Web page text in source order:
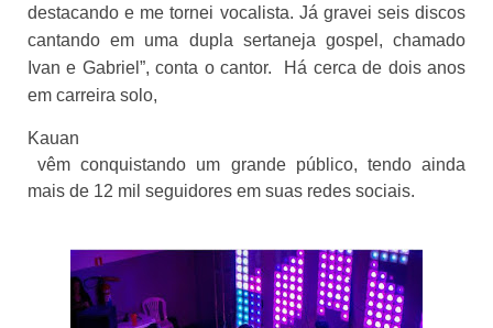
destacando e me tornei vocalista. Já gravei seis discos
cantando em uma dupla sertaneja gospel, chamado
Ivan e Gabriel”, conta o cantor.  Há cerca de dois anos
em carreira solo,
Kauan
vêm conquistando um grande público, tendo ainda
mais de 12 mil seguidores em suas redes sociais.